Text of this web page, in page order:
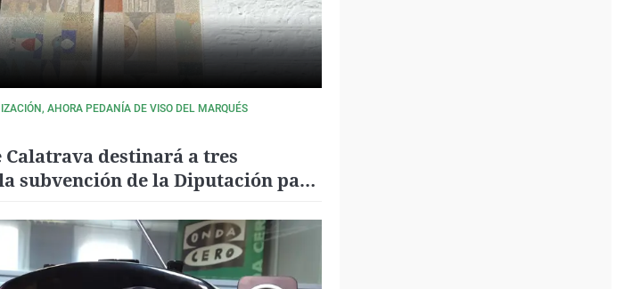
AHORA PEDANÍA DE VISO DEL MARQUÉS
destinará a tres
subvención de la Diputación para